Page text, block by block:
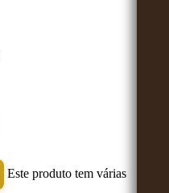
Este produto tem várias